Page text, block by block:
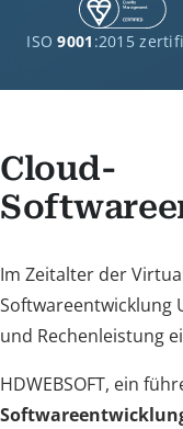
ISO9001 :2015
Cloud-
Im Zeitalter der
Softwareentwicklung
und Rechenleistung
HDWEBSOFT, ein